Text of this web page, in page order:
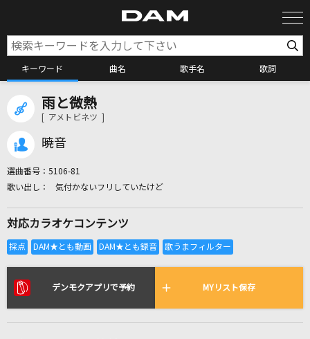
キーワード 曲名 歌手名 歌詞
全国りれき
リアルタイムで歌われている曲の一覧
雨と微熱
[ アメトビネツ ]
暁音
選曲番号： 5106-81
気付かないフリしていたけど
対応カラオケコンテンツ
デンモクアプリで予約 MYリスト保存